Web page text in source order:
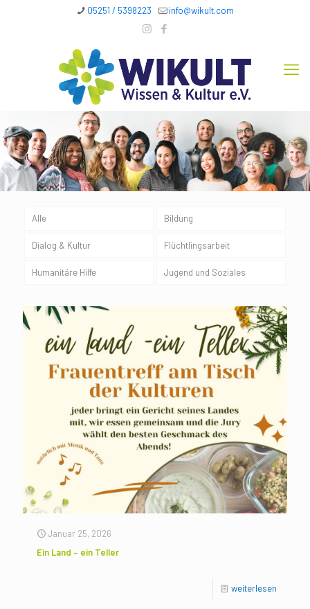
05251 / 5398223 info@wikult.com
Alle Bildung
Dialog & Kultur Flüchtlingsarbeit
Humanitäre Hilfe Jugend und Soziales
Januar 25, 2026
Ein Land – ein Teller
weiterlesen